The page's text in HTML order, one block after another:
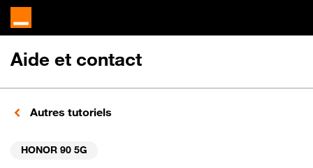
Aide et contact
Autres tutoriels
HONOR 90 5G